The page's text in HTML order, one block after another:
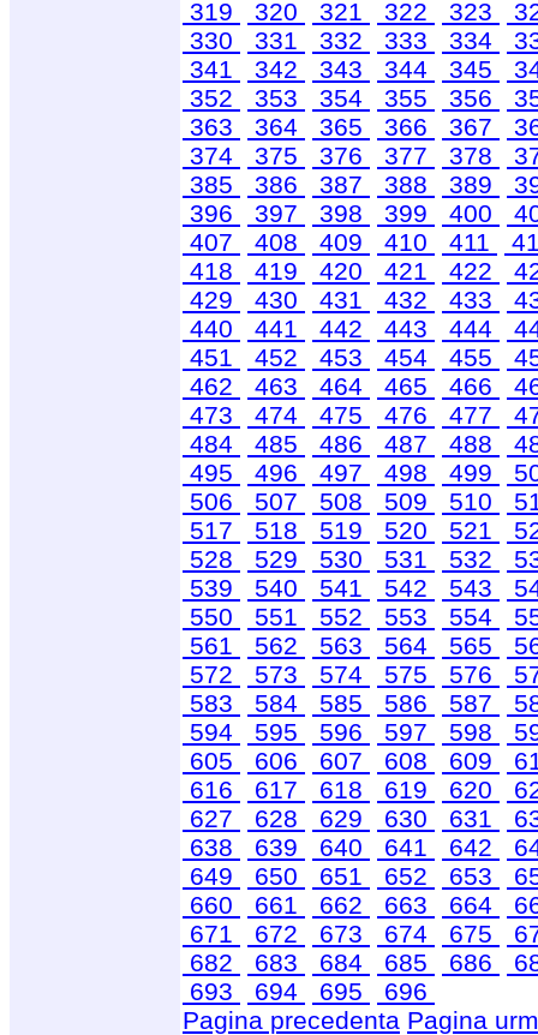
319
320 321 322 323
330
331 332 333 334
341
342 343 344 345
352
353 354 355 356
363
364 365 366 367
374
375 376 377 378
385
386 387 388 389
396
397 398 399 400
407
408 409 410 411
418
419 420 421 422
429
430 431 432 433
440
441 442 443 444
451
452 453 454 455
462
463 464 465 466
473
474 475 476 477
484
485 486 487 488
495
496 497 498 499
506
507 508 509 510
517
518 519 520 521
528
529 530 531 532
539
540 541 542 543
550
551 552 553 554
561
562 563 564 565
572
573 574 575 576
583
584 585 586 587
594
595 596 597 598
605
606 607 608 609
616
617 618 619 620
627
628 629 630 631
638
639 640 641 642
649
650 651 652 653
660
661 662 663 664
671
672 673 674 675
682
683 684 685 686
693
694 695
696
Pagina precedenta Pagina